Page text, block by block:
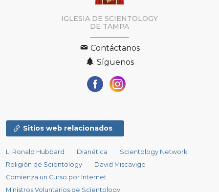
IGLESIA DE SCIENTOLOGY
DE TAMPA
Contáctanos
Síguenos
Sitios web relacionados
L. Ronald Hubbard Dianética
Scientology Network
Religión de Scientology
David Miscavige
Comienza un Curso por Internet
Ministros Voluntarios de Scientology